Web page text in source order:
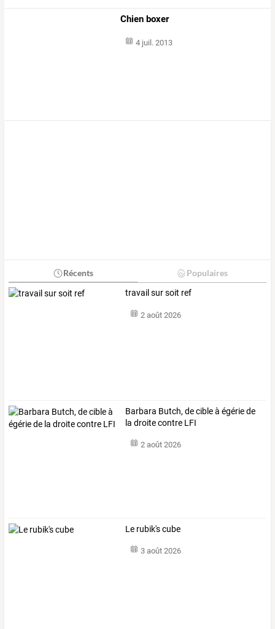
Chien boxer
4 juil. 2013
Récents Populaires
travail sur soit ref
2 août 2026
Barbara Butch, de cible à égérie de
la droite contre LFI
2 août 2026
Le rubik's cube
3 août 2026